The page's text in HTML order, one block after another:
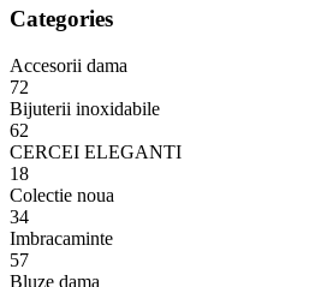
Categories
Accesorii dama
72
Bijuterii inoxidabile
62
CERCEI ELEGANTI
18
Colectie noua
34
Imbracaminte
57
Bluze dama